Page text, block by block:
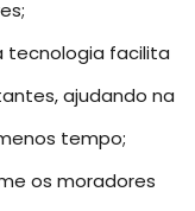
tecnologia facilita
ajudando na
tempo;
os moradores